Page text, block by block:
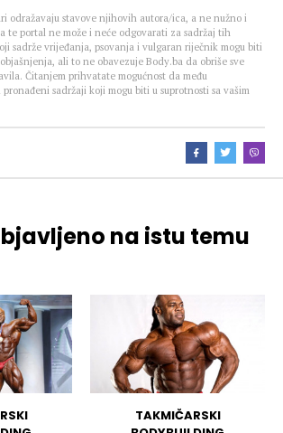
odražavaju stavove njihovih autora/ica, a ne nužno i
te portal ne može i neće odgovarati za sadržaj tih
sadrže vrijeđanja, psovanja i vulgaran riječnik mogu biti
ali to ne obavezuje Body.ba da obriše sve
Čitanjem prihvatate mogućnost da među
sadržaji koji mogu biti u suprotnosti sa vašim
na istu temu
TAKMIČARSKI